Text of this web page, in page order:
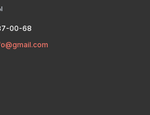
00-68